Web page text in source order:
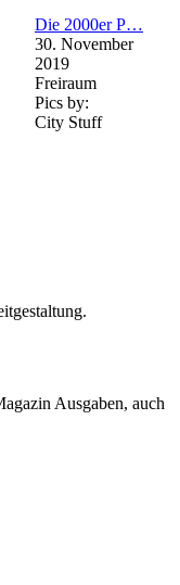
Die 2000er P…
30. November
2019
Freiraum
Pics by:
City Stuff
Ausgaben, auch